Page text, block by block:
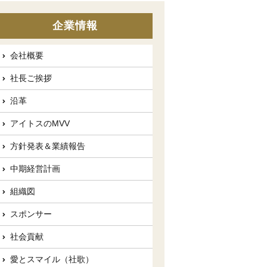
企業情報
会社概要
社長ご挨拶
沿革
アイトスのMVV
方針発表＆業績報告
中期経営計画
組織図
スポンサー
社会貢献
愛とスマイル（社歌）